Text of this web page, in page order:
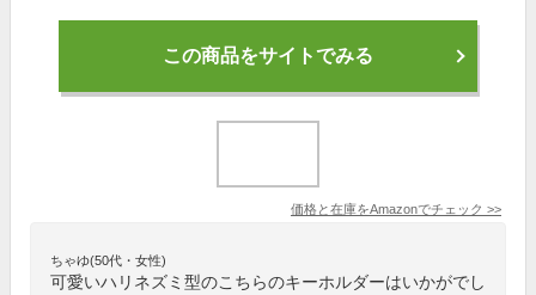
この商品をサイトでみる
価格と在庫をAmazonでチェック >>
ちゃゆ(50代・女性)
可愛いハリネズミ型のこちらのキーホルダーはいかがでし